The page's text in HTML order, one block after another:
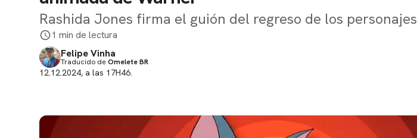
Rashida Jones firma el guión del regreso de los personajes
1 min de lectura
Felipe Vinha
Traducido deOmelete BR
12.12.2024, a las 17H46.